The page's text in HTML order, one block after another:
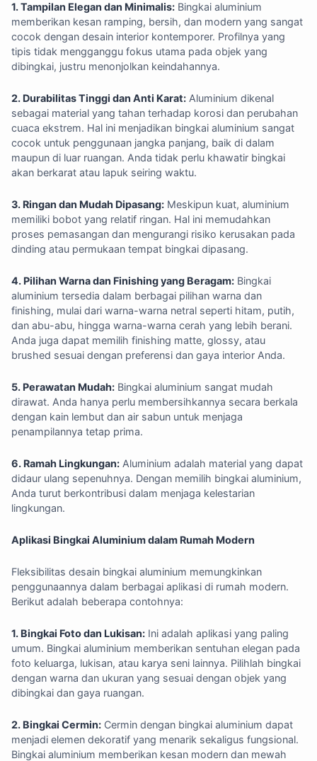
1. Tampilan Elegan dan Minimalis: Bingkai aluminium
memberikan kesan ramping, bersih, dan modern yang sangat
cocok dengan desain interior kontemporer. Profilnya yang
tipis tidak mengganggu fokus utama pada objek yang
dibingkai, justru menonjolkan keindahannya.
2. Durabilitas Tinggi dan Anti Karat: Aluminium dikenal
sebagai material yang tahan terhadap korosi dan perubahan
cuaca ekstrem. Hal ini menjadikan bingkai aluminium sangat
cocok untuk penggunaan jangka panjang, baik di dalam
maupun di luar ruangan. Anda tidak perlu khawatir bingkai
akan berkarat atau lapuk seiring waktu.
3. Ringan dan Mudah Dipasang: Meskipun kuat, aluminium
memiliki bobot yang relatif ringan. Hal ini memudahkan
proses pemasangan dan mengurangi risiko kerusakan pada
dinding atau permukaan tempat bingkai dipasang.
4. Pilihan Warna dan Finishing yang Beragam: Bingkai
aluminium tersedia dalam berbagai pilihan warna dan
finishing, mulai dari warna-warna netral seperti hitam, putih,
dan abu-abu, hingga warna-warna cerah yang lebih berani.
Anda juga dapat memilih finishing matte, glossy, atau
brushed sesuai dengan preferensi dan gaya interior Anda.
5. Perawatan Mudah: Bingkai aluminium sangat mudah
dirawat. Anda hanya perlu membersihkannya secara berkala
dengan kain lembut dan air sabun untuk menjaga
penampilannya tetap prima.
6. Ramah Lingkungan: Aluminium adalah material yang dapat
didaur ulang sepenuhnya. Dengan memilih bingkai aluminium,
Anda turut berkontribusi dalam menjaga kelestarian
lingkungan.
Aplikasi Bingkai Aluminium dalam Rumah Modern
Fleksibilitas desain bingkai aluminium memungkinkan
penggunaannya dalam berbagai aplikasi di rumah modern.
Berikut adalah beberapa contohnya:
1. Bingkai Foto dan Lukisan: Ini adalah aplikasi yang paling
umum. Bingkai aluminium memberikan sentuhan elegan pada
foto keluarga, lukisan, atau karya seni lainnya. Pilihlah bingkai
dengan warna dan ukuran yang sesuai dengan objek yang
dibingkai dan gaya ruangan.
2. Bingkai Cermin: Cermin dengan bingkai aluminium dapat
menjadi elemen dekoratif yang menarik sekaligus fungsional.
Bingkai aluminium memberikan kesan modern dan mewah